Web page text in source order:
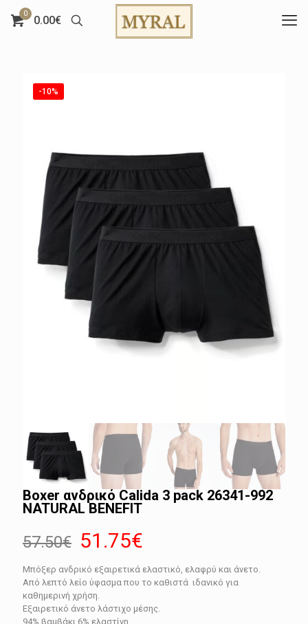
0
0.00€
-10%
Boxer ανδρικό Calida 3 pack 26341-992
NATURAL BENEFIT
57.50€ Original
price
was:
57.50€.
51.75€
τρέχουσα
τιμή
είναι:
Μπόξερ ανδρικό εξαιρετικά ελαστικό, ελαφρύ και άνετο.
Από λεπτό λείο ύφασμα που το καθιστά ιδανικό για
καθημερινή χρήση.
Εξαιρετικό άνετο λάστιχο μέσης.
94% βαμβάκι 6% ελαστίνη